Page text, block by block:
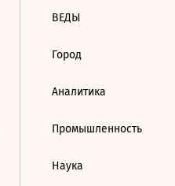
ВЕДЫ
Город
Аналитика
Промышленность
Наука